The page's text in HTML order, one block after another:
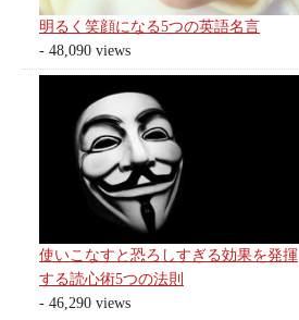
明るく笑顔になる5つの英語名言
- 48,090 views
使いこなすと恐ろしすぎる効果を発揮
する読心術5つの法則
- 46,290 views